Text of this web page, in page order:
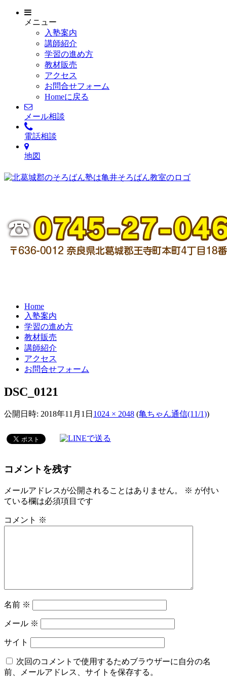
メニュー
入塾案内
講師紹介
学習の進め方
教材販売
アクセス
お問合せフォーム
Homeに戻る
メール相談
電話相談
地図
Home
入塾案内
学習の進め方
教材販売
講師紹介
アクセス
お問合せフォーム
DSC_0121
公開日時: 2018年11月1日 1024 × 2048 (亀ちゃん通信(11/1))
コメントを残す
メールアドレスが公開されることはありません。 ※ が付い
ている欄は必須項目です
コメント ※
名前 ※
メール ※
サイト
次回のコメントで使用するためブラウザーに自分の名
前、メールアドレス、サイトを保存する。